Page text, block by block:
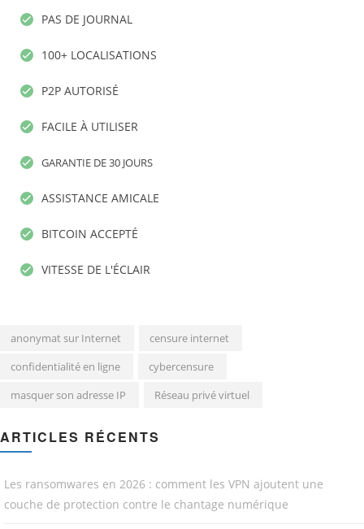
PAS DE JOURNAL
100+ LOCALISATIONS
P2P AUTORISÉ
FACILE À UTILISER
GARANTIE DE 30 JOURS
ASSISTANCE AMICALE
BITCOIN ACCEPTÉ
VITESSE DE L'ÉCLAIR
anonymat sur Internet
censure internet
confidentialité en ligne
cybercensure
masquer son adresse IP
Réseau privé virtuel
ARTICLES RÉCENTS
Les ransomwares en 2026 : comment les VPN ajoutent une
couche de protection contre le chantage numérique